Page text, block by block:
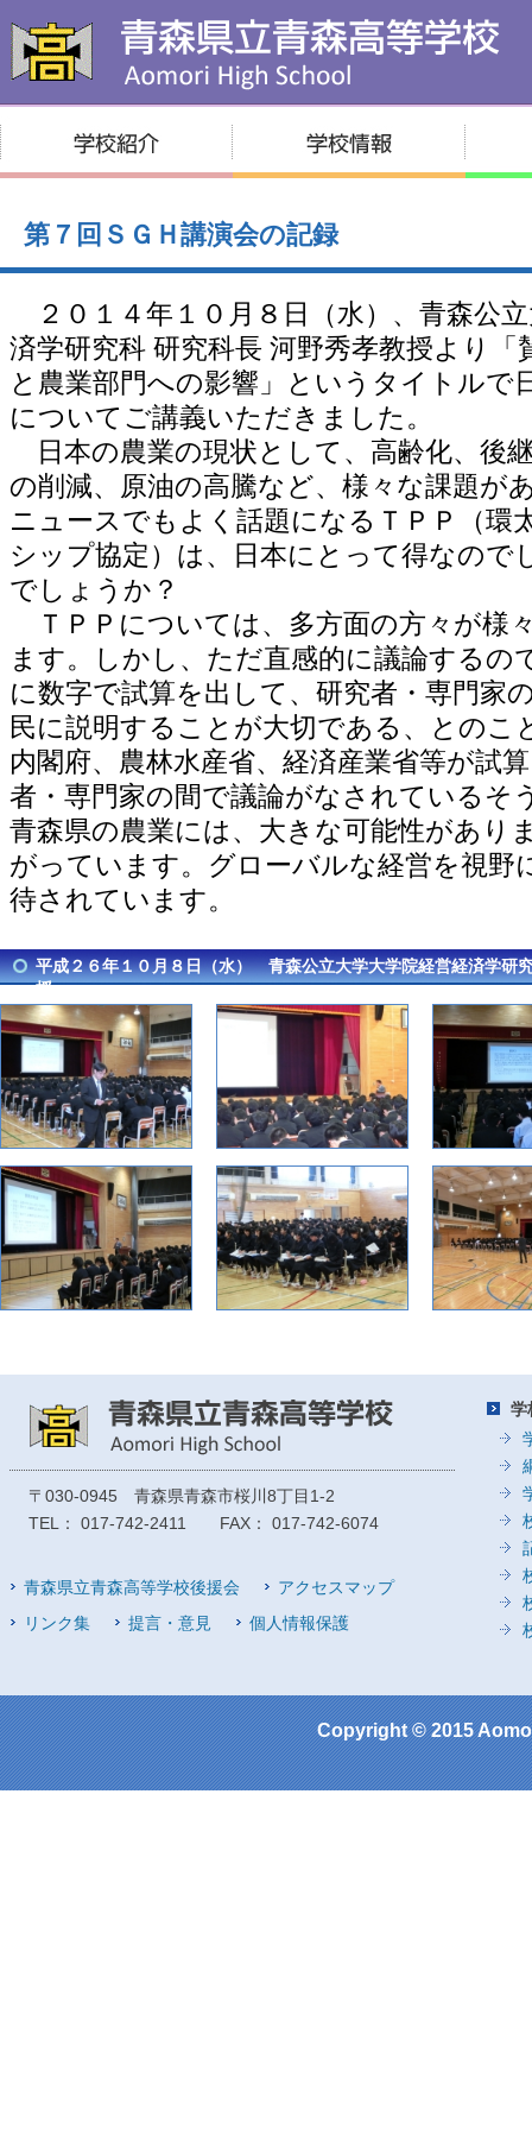
第７回ＳＧＨ講演会の記録
２０１４年１０月８日（水）、青森公
済学研究科 研究科長 河野秀孝教授より「
と農業部門への影響」というタイトルで
についてご講義いただきました。
日本の農業の現状として、高齢化、後
の削減、原油の高騰など、様々な課題が
ニュースでもよく話題になるＴＰＰ（環
シップ協定）は、日本にとって得なので
でしょうか？
ＴＰＰについては、多方面の方々が様
ます。しかし、ただ直感的に議論するの
に数字で試算を出して、研究者・専門家
民に説明することが大切である、とのこ
内閣府、農林水産省、経済産業省等が試
者・専門家の間で議論がなされているそ
青森県の農業には、大きな可能性があり
がっています。グローバルな経営を視野
待されています。
平成２６年１０月８日（水） 青森公立大学大学院経営経済
授
〒030-0945 青森県青森市桜川8丁目1-2
TEL： 017-742-2411 FAX： 017-742-6074
青森県立青森高等学校後援会
アクセスマップ
リンク集
提言・意見 個人情報保護
学
Copyright © 2015